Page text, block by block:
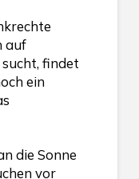
auf
findet
ein
die Sonne
vor